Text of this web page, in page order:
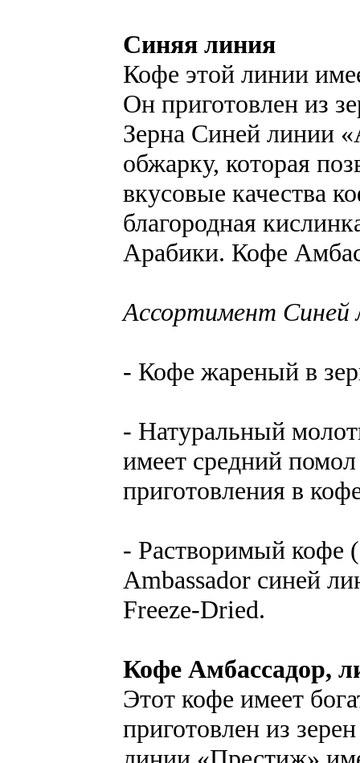
Синяя линия
Кофе этой линии
Он приготовлен из
Зерна Синей линии
обжарку, которая
вкусовые качества
благородная
Арабики. Кофе
Ассортимент Синей
- Кофе жареный в
- Натуральный
имеет средний
приготовления в
- Растворимый кофе
Ambassador синей
Freeze-Dried.
Кофе Амбассадор,
Этот кофе имеет
приготовлен из